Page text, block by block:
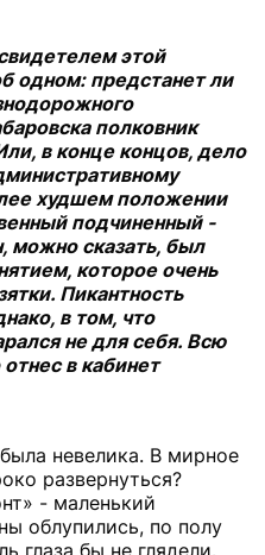
этой
одном: предстанет ли
полковник
в конце концов, дело
худшем положении
подчиненный -
можно сказать, был
которое очень
Пикантность
в том, что
не для себя. Всю
в кабинет
невелика. В мирное
развернуться?
- маленький
облупились, по полу
глаза бы не глядели.